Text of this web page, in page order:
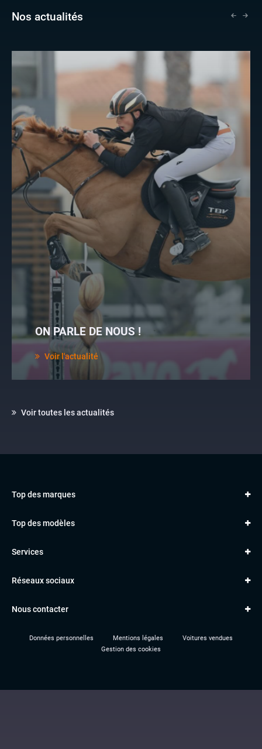
Nos actualités
ON PARLE DE NOUS !
Voir l'actualité
Voir toutes les actualités
Top des marques
VOLKSWAGEN
BMW
Top des modèles
Classe A
A3
Services
Le garage TBV
Location TBV
Réseaux sociaux
Nous contacter
Données personnelles Mentions légales
Voitures vendues
Gestion des cookies